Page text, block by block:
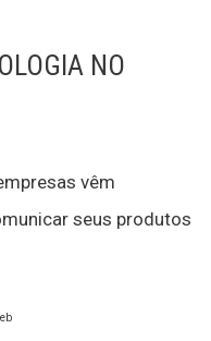
NO
vêm
seus produtos